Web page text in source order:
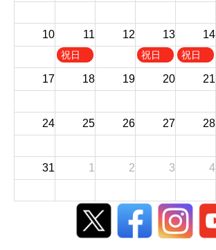
10 11 12 13 14
火
曜
8
1
h
祝日
木
曜
8
1
h
0
2
6
祝日
金
曜
8
1
h
0
2
6
祝日
17 18 19 20 21
24 25 26 27 28
31 1 2 3 4